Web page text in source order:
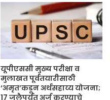
यूपीएससी मुख्य परीक्षा व
मुलाखत पूर्वतयारीसाठी
‘अमृत’कडून अर्थसहाय्य योजना;
17 जुलैपर्यंत अर्ज करण्याचे